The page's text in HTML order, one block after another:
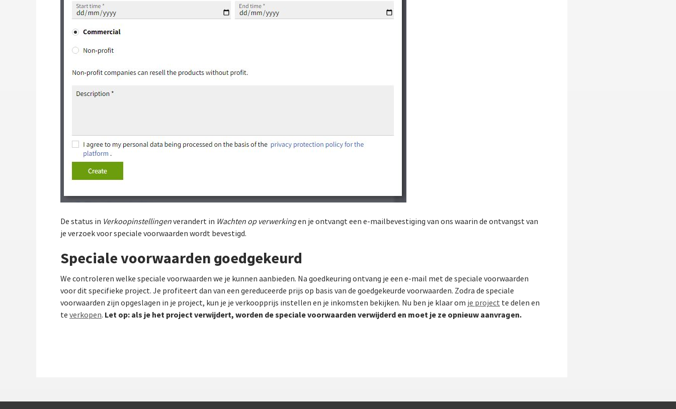
De status in Verkoopinstellingenverandert in Wachten op verwerkingen je ontvangt een e-mailbevestiging van ons waarin de ontvangst van
je verzoek voor speciale voorwaarden wordt bevestigd.
Speciale voorwaarden goedgekeurd
We controleren welke speciale voorwaarden we je kunnen aanbieden. Na goedkeuring ontvang je een e-mail met de speciale voorwaarden
voor dit specifieke project. Je profiteert dan van een gereduceerde prijs op basis van de goedgekeurde voorwaarden. Zodra de speciale
voorwaarden zijn opgeslagen in je project, kun je je verkoopprijs instellen en je inkomsten bekijken. Nu ben je klaar om je project te delen en
te verkopen. Let op: als je het project verwijdert, worden de speciale voorwaarden verwijderd en moet je ze opnieuw aanvragen.